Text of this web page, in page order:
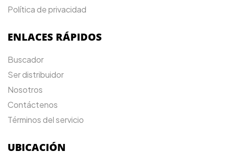
Política de privacidad
ENLACES RÁPIDOS
Buscador
Ser distribuidor
Nosotros
Contáctenos
Términos del servicio
UBICACIÓN